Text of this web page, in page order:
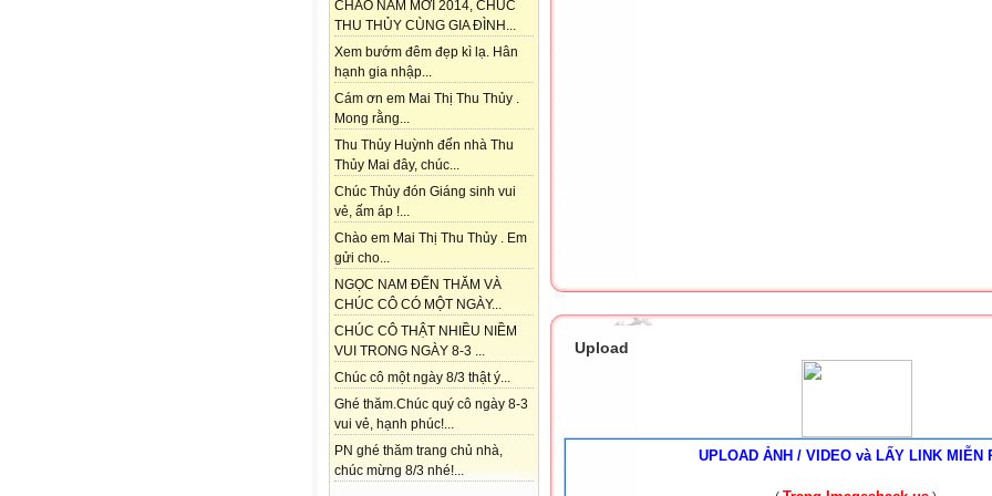
CHÀO NĂM MỚI 2014, CHÚC
THU THỦY CÙNG GIA ĐÌNH...
Xem bướm đêm đẹp kì lạ. Hân
hạnh gia nhập...
Cám ơn em Mai Thị Thu Thủy .
Mong rằng...
Thu Thủy Huỳnh đến nhà Thu
Thủy Mai đây, chúc...
Chúc Thủy đón Giáng sinh vui
vẻ, ấm áp !...
Chào em Mai Thị Thu Thủy . Em
gửi cho...
NGỌC NAM ĐẾN THĂM VÀ
CHÚC CÔ CÓ MỘT NGÀY...
CHÚC CÔ THẬT NHIỀU NIỀM
VUI TRONG NGÀY 8-3 ...
Chúc cô một ngày 8/3 thật ý...
Ghé thăm.Chúc quý cô ngày 8-3
vui vẻ, hạnh phúc!...
PN ghé thăm trang chủ nhà,
chúc mừng 8/3 nhé!...
Upload
UPLOAD ẢNH / VIDEO và LẤY LINK MIỄN